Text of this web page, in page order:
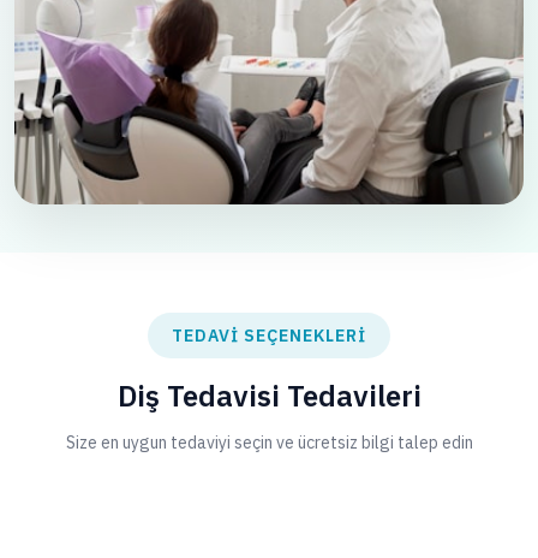
TEDAVI SEÇENEKLERI
Diş Tedavisi Tedavileri
Size en uygun tedaviyi seçin ve ücretsiz bilgi talep edin